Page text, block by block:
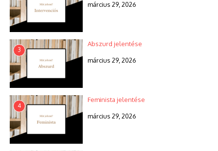
március 29, 2026
3
Abszurd jelentése
március 29, 2026
4
Feminista jelentése
március 29, 2026